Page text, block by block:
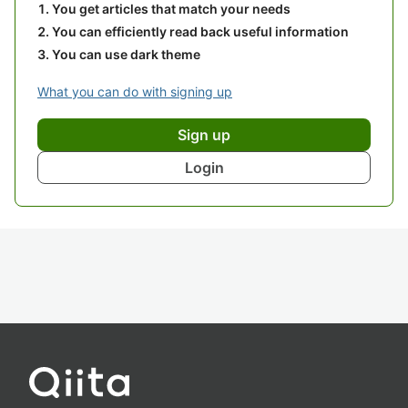
You get articles that match your needs
You can efficiently read back useful information
You can use dark theme
What you can do with signing up
Sign up
Login